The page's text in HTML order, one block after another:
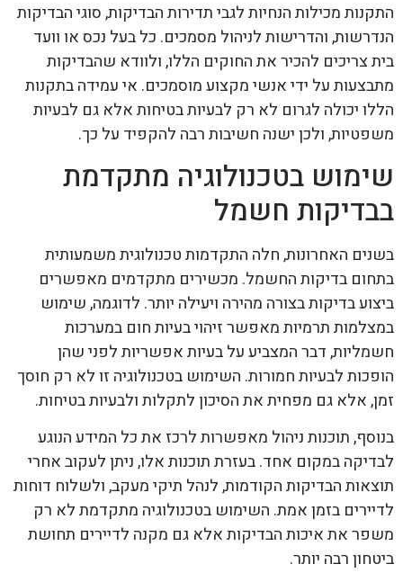
התקנות מכילות הנחיות לגבי תדירות הבדיקות, סוגי הבדיקות
הנדרשות, והדרישות לניהול מסמכים. כל בעל נכס או וועד
בית צריכים להכיר את החוקים הללו, ולוודא שהבדיקות
מתבצעות על ידי אנשי מקצוע מוסמכים. אי עמידה בתקנות
הללו יכולה לגרום לא רק לבעיות בטיחות אלא גם לבעיות
משפטיות, ולכן ישנה חשיבות רבה להקפיד על כך.
שימוש בטכנולוגיה מתקדמת
בבדיקות חשמל
בשנים האחרונות, חלה התקדמות טכנולוגית משמעותית
בתחום בדיקות החשמל. מכשירים מתקדמים מאפשרים
ביצוע בדיקות בצורה מהירה ויעילה יותר. לדוגמה, שימוש
במצלמות תרמיות מאפשר זיהוי בעיות חום במערכות
חשמליות, דבר המצביע על בעיות אפשריות לפני שהן
הופכות לבעיות חמורות. השימוש בטכנולוגיה זו לא רק חוסך
זמן, אלא גם מפחית את הסיכון לתקלות ולבעיות בטיחות.
בנוסף, תוכנות ניהול מאפשרות לרכז את כל המידע הנוגע
לבדיקה במקום אחד. בעזרת תוכנות אלו, ניתן לעקוב אחרי
תוצאות הבדיקות הקודמות, לנהל תיקי מעקב, ולשלוח דוחות
לדיירים בזמן אמת. השימוש בטכנולוגיה מתקדמת לא רק
משפר את איכות הבדיקות אלא גם מקנה לדיירים תחושת
ביטחון רבה יותר.